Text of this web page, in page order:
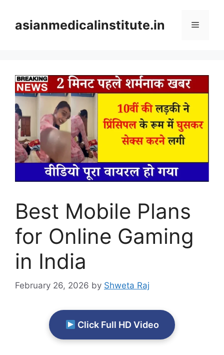
contentasianmedicalinstitute.in Menu
Best Mobile Plans
for Online Gaming
in India
February 26, 2026 by Shweta Raj
Click Full HD Video